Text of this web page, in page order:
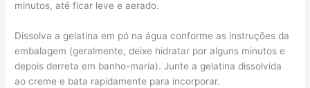
minutos, até ficar leve e aerado.
Dissolva a gelatina em pó na água conforme as instruções da
embalagem (geralmente, deixe hidratar por alguns minutos e
depois derreta em banho-maria). Junte a gelatina dissolvida
ao creme e bata rapidamente para incorporar.